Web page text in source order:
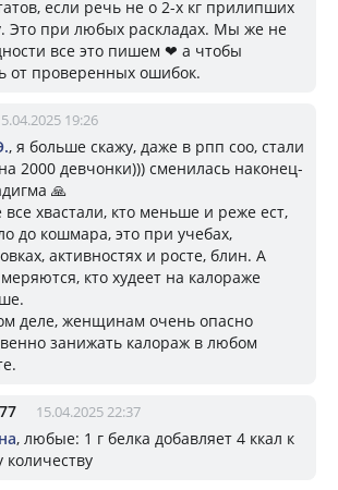
если речь не о 2-х кг прилипших
Это при любых раскладах. Мы же не
все это пишем ❤ а чтобы
от проверенных ошибок.
19:26
, я больше скажу, даже в рпп соо, стали
2000 девчонки))) сменилась наконец-
🙏
хвастали, кто меньше и реже ест,
до кошмара, это при учебах,
активностях и росте, блин. А
кто худеет на калораже
деле, женщинам очень опасно
занижать калораж в любом
15.04.2025 22:37
, любые: 1 г белка добавляет 4 ккал к